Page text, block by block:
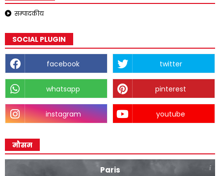
सम्पादकीय
SOCIAL PLUGIN
facebook twitter
whatsapp pinterest
instagram youtube
मौसम
Paris